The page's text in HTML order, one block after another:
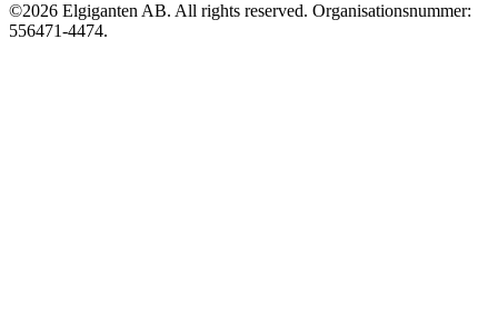
©2026 Elgiganten AB. All rights reserved. Organisationsnummer:
556471-4474.